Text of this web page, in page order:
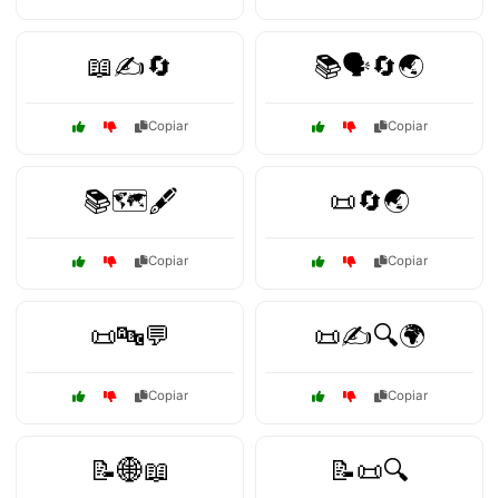
📖✍️🔄
Copiar
📚🗣️🔄🌏
Copiar
📚🗺️🖋️
Copiar
📜🔄🌏
Copiar
📜🔤💬
Copiar
📜✍️🔍🌍
Copiar
📝🌐📖 📝📜🔍